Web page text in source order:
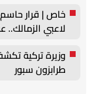
خاص | قرار
لاعبي الزمالك..
وزيرة تركية
طرابزون سبور